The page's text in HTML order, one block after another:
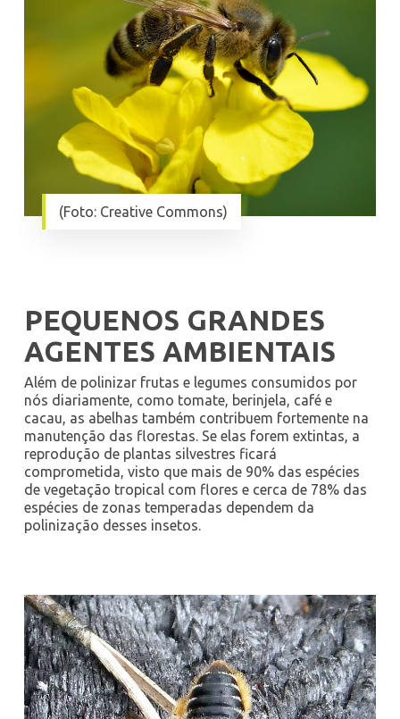
(Foto: Creative Commons)
PEQUENOS GRANDES
AGENTES AMBIENTAIS
Além de polinizar frutas e legumes consumidos por
nós diariamente, como tomate, berinjela, café e
cacau, as abelhas também contribuem fortemente na
manutenção das florestas. Se elas forem extintas, a
reprodução de plantas silvestres ficará
comprometida, visto que mais de 90% das espécies
de vegetação tropical com flores e cerca de 78% das
espécies de zonas temperadas dependem da
polinização desses insetos.